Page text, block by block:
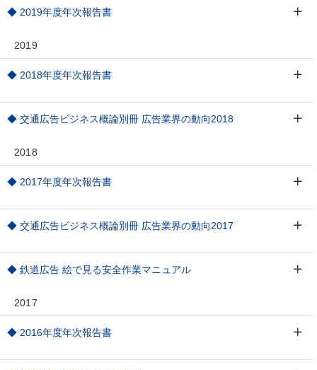
◆ 2019年度年次報告書
2019
◆ 2018年度年次報告書
◆ 交通広告ビジネス概論別冊 広告業界の動向2018
2018
◆ 2017年度年次報告書
◆ 交通広告ビジネス概論別冊 広告業界の動向2017
◆ 鉄道広告 絵で見る安全作業マニュアル
2017
◆ 2016年度年次報告書